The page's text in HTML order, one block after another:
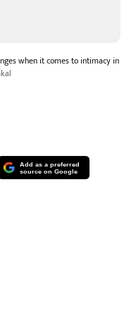
when it comes to intimacy in
Add as a preferred
source on Google